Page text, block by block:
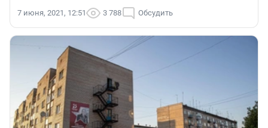
7 июня, 2021, 12:51 3 788 Обсудить